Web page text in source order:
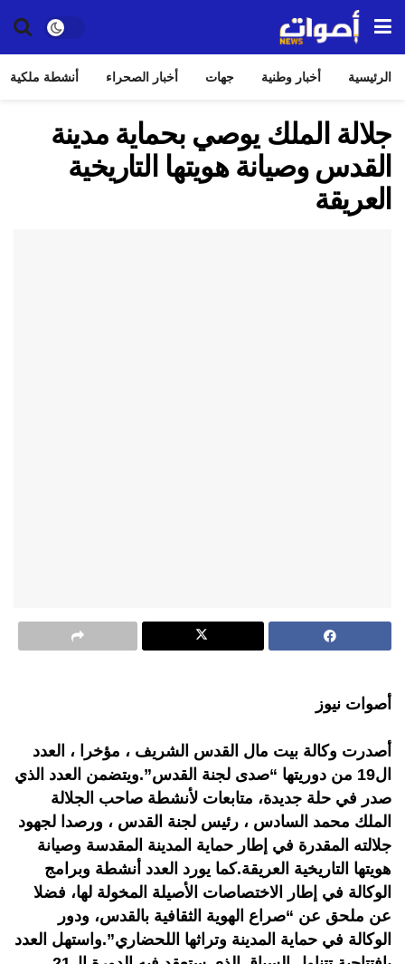
الرئيسية أخبار وطنية جهات أخبار الصحراء أنشطة ملكية
جلالة الملك يوصي بحماية مدينة
القدس وصيانة هويتها التاريخية
العريقة
أصوات نيوز
أصدرت وكالة بيت مال القدس الشريف ، مؤخرا ، العدد
ال19 من دوريتها “صدى لجنة القدس”.ويتضمن العدد الذي
صدر في حلة جديدة، متابعات لأنشطة صاحب الجلالة
الملك محمد السادس ، رئيس لجنة القدس ، ورصدا لجهود
جلالته المقدرة في إطار حماية المدينة المقدسة وصيانة
هويتها التاريخية العريقة.كما يورد العدد أنشطة وبرامج
الوكالة في إطار الاختصاصات الأصيلة المخولة لها، فضلا
عن ملحق عن “صراع الهوية الثقافية بالقدس، ودور
الوكالة في حماية المدينة وتراثها اللحضاري”.واستهل العدد